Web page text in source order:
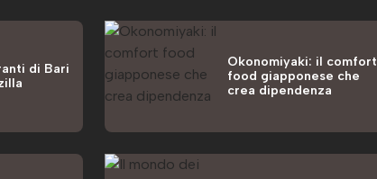
di Bari
Okonomiyaki: il comfort
food giapponese che
crea dipendenza